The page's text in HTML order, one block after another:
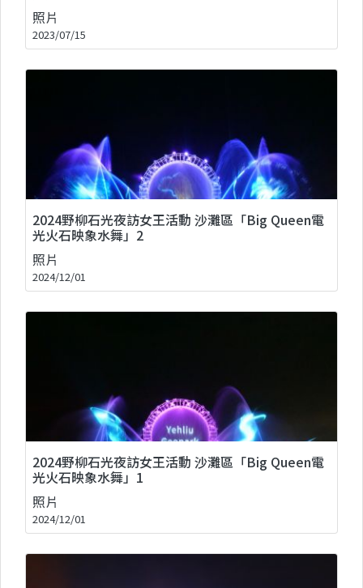
照片
2023/07/15
2024野柳石光夜訪女王活動 沙灘區「Big Queen電
光火石映象水舞」2
照片
2024/12/01
2024野柳石光夜訪女王活動 沙灘區「Big Queen電
光火石映象水舞」1
照片
2024/12/01